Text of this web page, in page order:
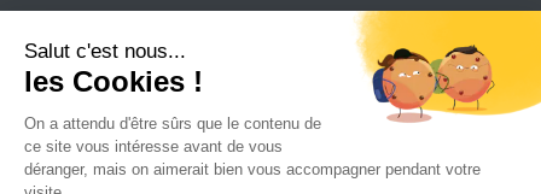
Univerture| Mentions légales Plan du site|
Réalisation Attraptemps
Salut c'est nous...
les Cookies !
On a attendu d'être sûrs que le contenu de
ce site vous intéresse avant de vous
déranger, mais on aimerait bien vous accompagner pendant votre